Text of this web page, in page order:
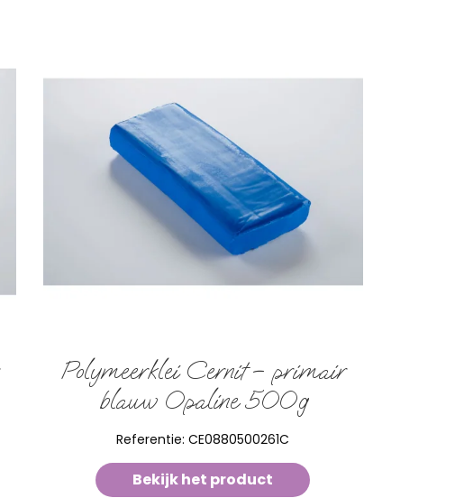
Polymeerklei Cernit – primair
blauw Opaline 500g
Referentie:CE0880500261C
Bekijk het product